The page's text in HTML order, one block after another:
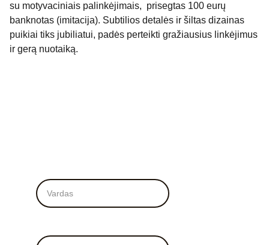
su motyvaciniais palinkėjimais, prisegtas 100 eurų
banknotas (imitacija). Subtilios detalės ir šiltas dizainas
puikiai tiks jubiliatui, padės perteikti gražiausius linkėjimus
ir gerą nuotaiką.